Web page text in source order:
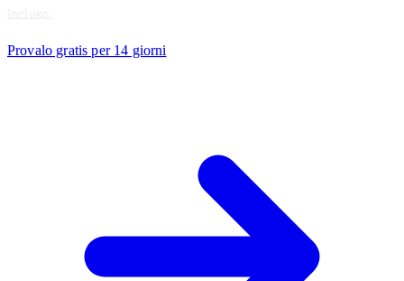
incluso.
Provalo gratis per 14 giorni